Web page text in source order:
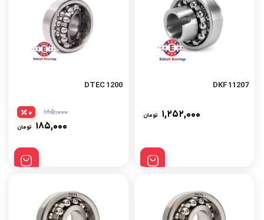
11207 DKF
۱,۲۵۲,۰۰۰ تومان
1200 DTEC
۱۸۵,۰۰۰
۱۸۵,۰۰۰ تومان
0